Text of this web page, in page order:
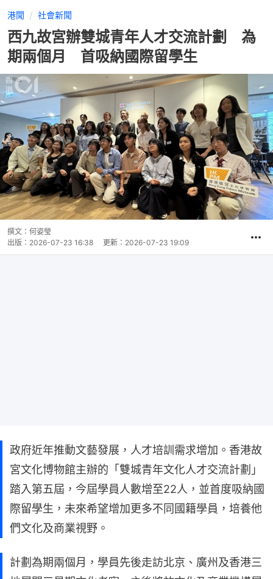
港聞 社會新聞
西九故宮辦雙城青年人才交流計劃 為
期兩個月 首吸納國際留學生
撰文： 何姿瑩
出版： 2026-07-23 16:38 更新： 2026-07-23 19:09
政府近年推動文藝發展，人才培訓需求增加。香港故
宮文化博物館主辦的「雙城青年文化人才交流計劃」
踏入第五屆，今屆學員人數增至22人，並首度吸納國
際留學生，未來希望增加更多不同國籍學員，培養他
們文化及商業視野。
計劃為期兩個月，學員先後走訪北京、廣州及香港三